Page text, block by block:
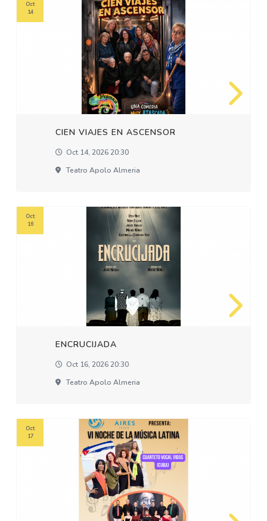
CIEN VIAJES EN ASCENSOR
Oct 14, 2026 20:30
Teatro Apolo Almeria
Oct
14
ENCRUCIJADA
Oct 16, 2026 20:30
Teatro Apolo Almeria
Oct
16
Oct
17